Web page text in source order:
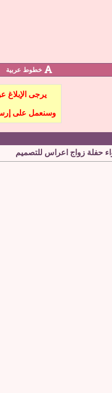
خطوط عربية
يرجى الإبلاغ
وسنعمل على
حفلة زواج اعراس للتصميم